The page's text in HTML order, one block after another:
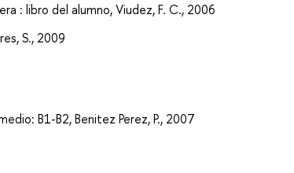
: libro del alumno, Viudez, F. C., 2006
S., 2009
B1-B2, Benitez Perez, P., 2007